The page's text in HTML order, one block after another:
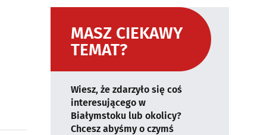
MASZ CIEKAWY
TEMAT?
Wiesz, że zdarzyło się coś
interesującego w
Białymstoku lub okolicy?
Chcesz abyśmy o czymś